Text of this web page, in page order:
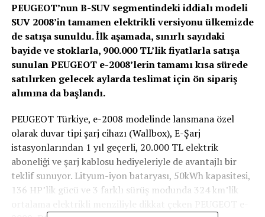
PEUGEOT’nun B-SUV segmentindeki iddialı modeli
SUV 2008’in tamamen elektrikli versiyonu ülkemizde
de satışa sunuldu. İlk aşamada, sınırlı sayıdaki
bayide ve stoklarla, 900.000 TL’lik fiyatlarla satışa
sunulan PEUGEOT e-2008’lerin tamamı kısa sürede
satılırken gelecek aylarda teslimat için ön sipariş
alımına da başlandı.
PEUGEOT Türkiye, e-2008 modelinde lansmana özel
olarak duvar tipi şarj cihazı (Wallbox), E-Şarj
istasyonlarından 1 yıl geçerli, 20.000 TL elektrik
aboneliği ve şarj kablosu hediyeleriyle de avantajlı bir
teklif sunuyor. Lityum-iyon bataryası, 50kWh kapasitesi,
136 HP’lik gücü ve 3 farklı sürüş modunda 324 km’lik